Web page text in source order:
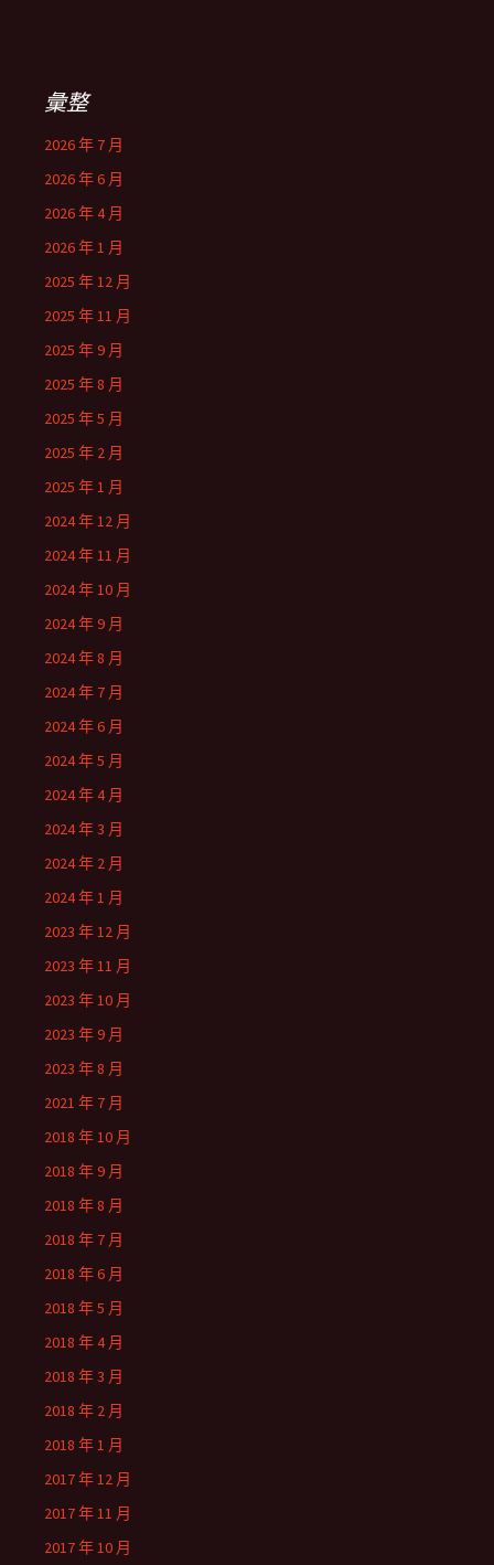
彙整
2026 年 7 月
2026 年 6 月
2026 年 4 月
2026 年 1 月
2025 年 12 月
2025 年 11 月
2025 年 9 月
2025 年 8 月
2025 年 5 月
2025 年 2 月
2025 年 1 月
2024 年 12 月
2024 年 11 月
2024 年 10 月
2024 年 9 月
2024 年 8 月
2024 年 7 月
2024 年 6 月
2024 年 5 月
2024 年 4 月
2024 年 3 月
2024 年 2 月
2024 年 1 月
2023 年 12 月
2023 年 11 月
2023 年 10 月
2023 年 9 月
2023 年 8 月
2021 年 7 月
2018 年 10 月
2018 年 9 月
2018 年 8 月
2018 年 7 月
2018 年 6 月
2018 年 5 月
2018 年 4 月
2018 年 3 月
2018 年 2 月
2018 年 1 月
2017 年 12 月
2017 年 11 月
2017 年 10 月